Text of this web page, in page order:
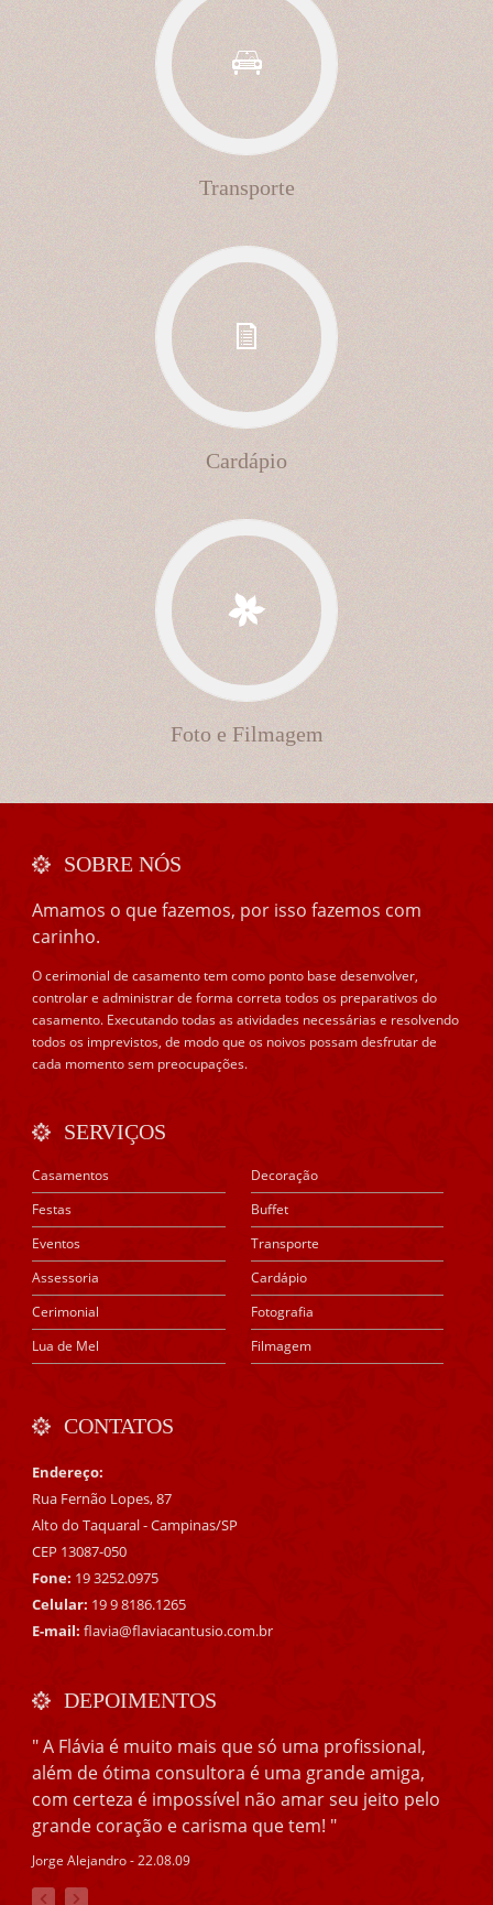
Transporte
Cardápio
Foto e Filmagem
SOBRE NÓS
Amamos o que fazemos, por isso fazemos com
carinho.
O cerimonial de casamento tem como ponto base desenvolver,
controlar e administrar de forma correta todos os preparativos do
casamento. Executando todas as atividades necessárias e resolvendo
todos os imprevistos, de modo que os noivos possam desfrutar de
cada momento sem preocupações.
SERVIÇOS
Casamentos
Festas
Eventos
Assessoria
Cerimonial
Lua de Mel
Decoração
Buffet
Transporte
Cardápio
Fotografia
Filmagem
CONTATOS
Endereço:
Rua Fernão Lopes, 87
Alto do Taquaral - Campinas/SP
CEP 13087-050
Fone: 19 3252.0975
Celular: 19 9 8186.1265
E-mail: flavia@flaviacantusio.com.br
DEPOIMENTOS
" A Flávia é muito mais que só uma profissional,
além de ótima consultora é uma grande amiga,
com certeza é impossível não amar seu jeito pelo
grande coração e carisma que tem! "
Jorge Alejandro - 22.08.09